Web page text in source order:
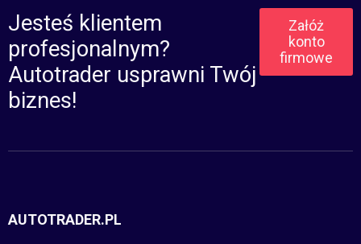
Jesteś klientem
profesjonalnym?
Autotrader usprawni Twój
biznes!
Załóż
konto
firmowe
AUTOTRADER.PL